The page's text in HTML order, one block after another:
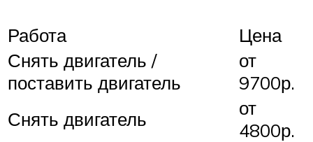
Работа
Цена
Снять двигатель /
поставить двигатель
от
9700р.
Снять двигатель
от
4800р.